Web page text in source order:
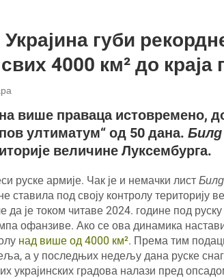
губи
4000 км² до краја
више праваца истовремено,
ултиматум“ од 50 дана. Билд
величине Луксембурга.
руске армије. Чак је и немачки лист Билд
ставила под своју контролу територију
да је током читаве 2024. године под
офанзиве. Ако се ова динамика
над више од 4000 км². Према тим
а у последњих недељу дана руске
украјинских градова налази пред